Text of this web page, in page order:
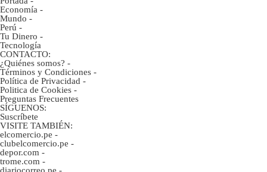
Economía -
Mundo -
Perú -
Tu Dinero -
Tecnología
CONTACTO:
¿Quiénes somos? -
Términos y Condiciones -
Política de Privacidad -
Politica de Cookies -
Preguntas Frecuentes
SÍGUENOS:
Suscríbete
VISITE TAMBIÉN:
elcomercio.pe -
clubelcomercio.pe -
depor.com -
trome.com -